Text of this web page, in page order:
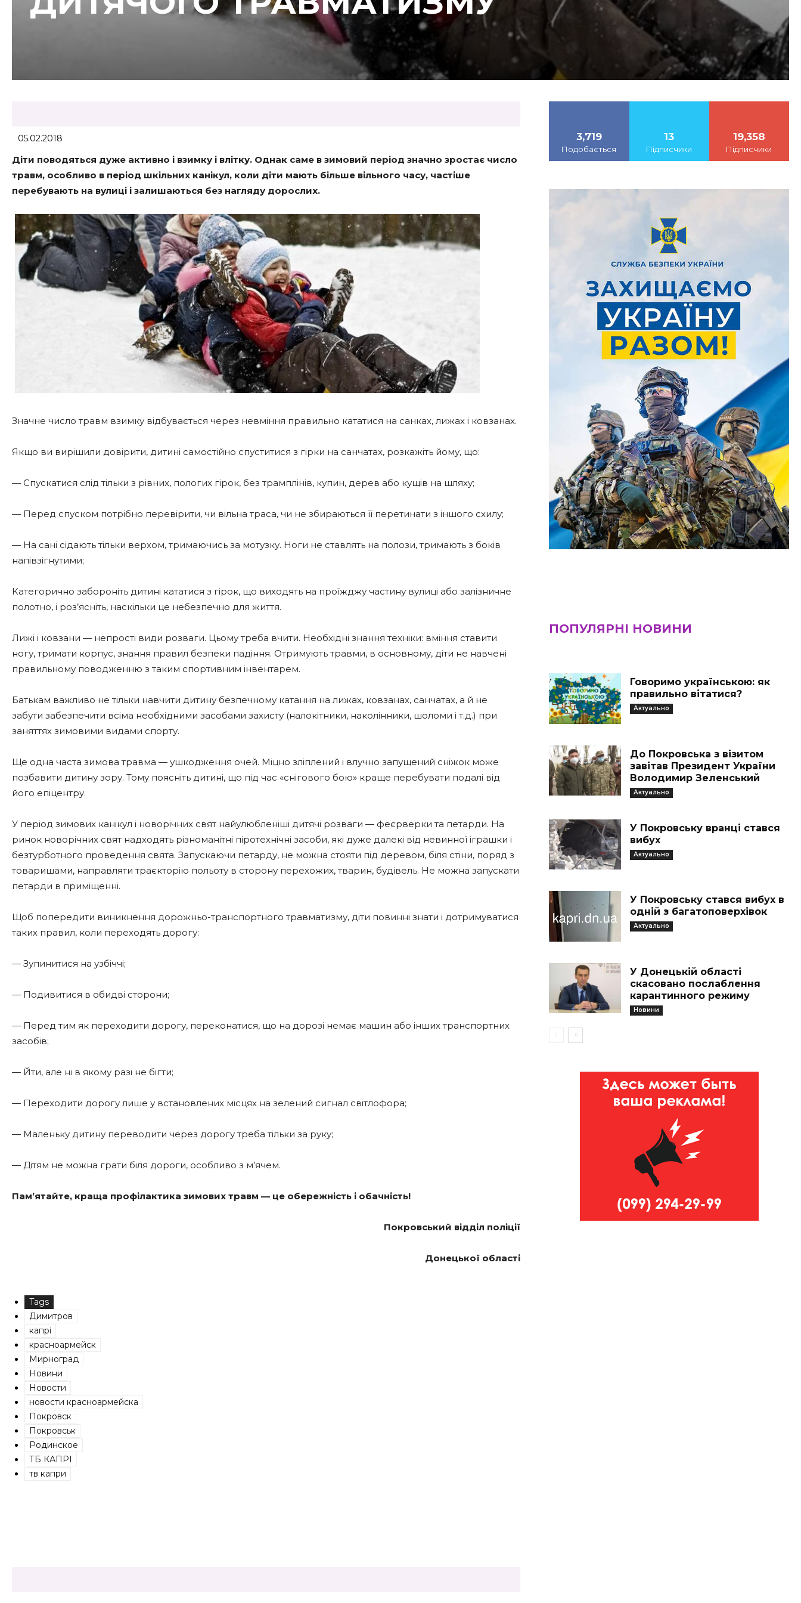
05.02.2018
Діти поводяться дуже активно і взимку і влітку. Однак саме в зимовий період значно зростає число
травм, особливо в період шкільних канікул, коли діти мають більше вільного часу, частіше
перебувають на вулиці і залишаються без нагляду дорослих.
Значне число травм взимку відбувається через невміння правильно кататися на санках, лижах і ковзанах.
Якщо ви вирішили довірити, дитині самостійно спуститися з гірки на санчатах, розкажіть йому, що:
— Спускатися слід тільки з рівних, пологих гірок, без трамплінів, купин, дерев або кущів на шляху;
— Перед спуском потрібно перевірити, чи вільна траса, чи не збираються її перетинати з іншого схилу;
— На сані сідають тільки верхом, тримаючись за мотузку. Ноги не ставлять на полози, тримають з боків
напівзігнутими;
Категорично забороніть дитині кататися з гірок, що виходять на проїжджу частину вулиці або залізничне
полотно, і роз’ясніть, наскільки це небезпечно для життя.
Лижі і ковзани — непрості види розваги. Цьому треба вчити. Необхідні знання техніки: вміння ставити
ногу, тримати корпус, знання правил безпеки падіння. Отримують травми, в основному, діти не навчені
правильному поводженню з таким спортивним інвентарем.
Батькам важливо не тільки навчити дитину безпечному катання на лижах, ковзанах, санчатах, а й не
забути забезпечити всіма необхідними засобами захисту (налокітники, наколінники, шоломи і т.д.) при
заняттях зимовими видами спорту.
Ще одна часта зимова травма — ушкодження очей. Міцно зліплений і влучно запущений сніжок може
позбавити дитину зору. Тому поясніть дитині, що під час «снігового бою» краще перебувати подалі від
його епіцентру.
У період зимових канікул і новорічних свят найулюбленіші дитячі розваги — феєрверки та петарди. На
ринок новорічних свят надходять різноманітні піротехнічні засоби, які дуже далекі від невинної іграшки і
безтурботного проведення свята. Запускаючи петарду, не можна стояти під деревом, біля стіни, поряд з
товаришами, направляти траєкторію польоту в сторону перехожих, тварин, будівель. Не можна запускати
петарди в приміщенні.
Щоб попередити виникнення дорожньо-транспортного травматизму, діти повинні знати і дотримуватися
таких правил, коли переходять дорогу:
— Зупинитися на узбіччі;
— Подивитися в обидві сторони;
— Перед тим як переходити дорогу, переконатися, що на дорозі немає машин або інших транспортних
засобів;
— Йти, але ні в якому разі не бігти;
— Переходити дорогу лише у встановлених місцях на зелений сигнал світлофора;
— Маленьку дитину переводити через дорогу треба тільки за руку;
— Дітям не можна грати біля дороги, особливо з м’ячем.
Пам’ятайте, краща профілактика зимових травм — це обережність і обачність!
Покровський відділ поліції
Донецької області
Tags
Димитров
капрі
красноармейск
Мирноград
Новини
Новости
новости красноармейска
Покровск
Покровськ
Родинское
ТБ КАПРІ
тв капри
3,719
Подобається
13
Підписчики
19,358
Підписчики
ПОПУЛЯРНІ НОВИНИ
Говоримо українською: як
правильно вітатися?
Актуально
До Покровська з візитом
завітав Президент України
Володимир Зеленський
Актуально
У Покровську вранці стався
вибух
Актуально
У Покровську стався вибух в
одній з багатоповерхівок
Актуально
У Донецькій області
скасовано послаблення
карантинного режиму
Новини